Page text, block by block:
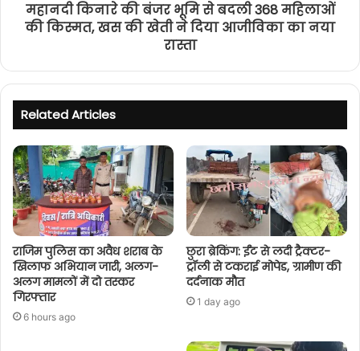
महानदी किनारे की बंजर भूमि से बदली 368 महिलाओं
की किस्मत, खस की खेती ने दिया आजीविका का नया
रास्ता
Related Articles
राजिम पुलिस का अवैध शराब के
खिलाफ अभियान जारी, अलग-
अलग मामलों में दो तस्कर
गिरफ्तार
6 hours ago
छुरा ब्रेकिंग: ईंट से लदी ट्रैक्टर-
ट्रॉली से टकराई मोपेड, ग्रामीण की
दर्दनाक मौत
1 day ago